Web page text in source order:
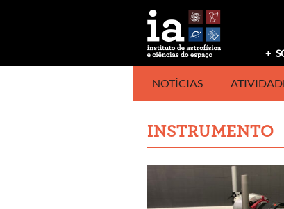
NOTÍCIAS
INSTRUMENTO